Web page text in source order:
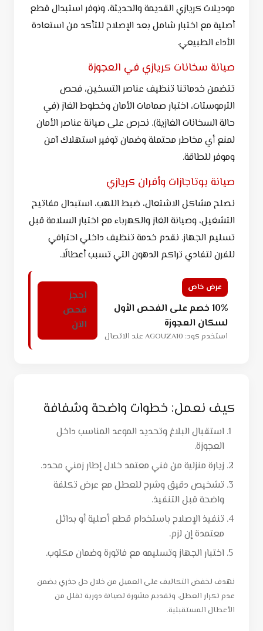
موديلات كريازي القديمة والحديثة، ونوفر استبدال قطع
أصلية مع اختبار شامل بعد الإصلاح للتأكد من استعادة
الأداء الطبيعي.
صيانة سخانات كريازي في العجوزة
تتضمن خدماتنا تنظيف عناصر التسخين، فحص
الثرموستات، اختبار صمامات الأمان وخطوط الغاز (في
حالة السخانات الغازية). نحرص على صيانة عناصر الأمان
لمنع أي مخاطر محتملة وضمان توفير استهلاك آمن
وموفر للطاقة.
صيانة بوتاجازات وأفران كريازي
نصلح مشاكل الاشتعال، ضبط اللهب، استبدال مفاتيح
التشغيل، وصيانة الغاز والكهرباء مع اختبار السلامة قبل
تسليم الجهاز. نقدم خدمة تنظيف داخلي احترافي
للفرن لتفادي تراكم الدهون التي تسبب أعطالًا.
عرض خاص
10% خصم على الفحص الأول
لسكان العجوزة
استخدم كود: AGOUZA10 عند الاتصال
احجز
فحص
الآن
كيف نعمل: خطوات واضحة وشفافة
استقبال البلاغ وتحديد الموعد المناسب داخل
العجوزة.
زيارة منزلية من فني معتمد خلال إطار زمني محدد.
تشخيص دقيق وشرح للعطل مع عرض تكلفة
واضحة قبل التنفيذ.
تنفيذ الإصلاح باستخدام قطع أصلية أو بدائل
معتمدة إن لزم.
اختبار الجهاز وتسليمه مع فاتورة وضمان مكتوب.
نهدف لخفض التكاليف على العميل من خلال حل جذري يضمن
عدم تكرار العطل، وتقديم مشورة لصيانة دورية تقلل من
الأعطال المستقبلية.